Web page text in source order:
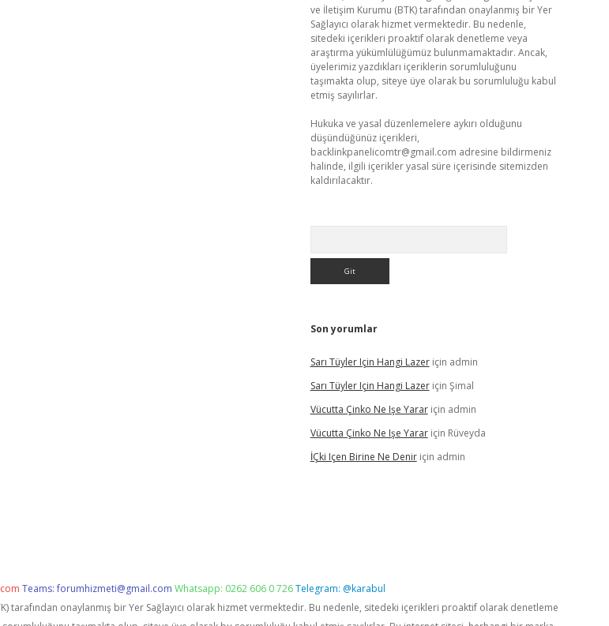
ve İletişim Kurumu (BTK) tarafından onaylanmış bir Yer
Sağlayıcı olarak hizmet vermektedir. Bu nedenle,
sitedeki içerikleri proaktif olarak denetleme veya
araştırma yükümlülüğümüz bulunmamaktadır. Ancak,
üyelerimiz yazdıkları içeriklerin sorumluluğunu
taşımakta olup, siteye üye olarak bu sorumluluğu kabul
etmiş sayılırlar.
Hukuka ve yasal düzenlemelere aykırı olduğunu
düşündüğünüz içerikleri,
backlinkpanelicomtr@gmail.com adresine bildirmeniz
halinde, ilgili içerikler yasal süre içerisinde sitemizden
kaldırılacaktır.
Son yorumlar
Sarı Tüyler Için Hangi Lazeriçin admin
Sarı Tüyler Için Hangi Lazeriçin Şimal
Vücutta Çinko Ne Işe Yarariçin admin
Vücutta Çinko Ne Işe Yarariçin Rüveyda
İÇki Içen Birine Ne Deniriçin admin
Teams:forumhizmeti@gmail.com Whatsapp: 0262 606 0 726Telegram: @karabul
tarafından onaylanmış bir Yer Sağlayıcı olarak hizmet vermektedir. Bu nedenle, sitedeki içerikleri proaktif olarak denetleme